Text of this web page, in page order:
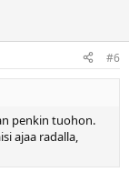
#6
penkin tuohon.
ajaa radalla,